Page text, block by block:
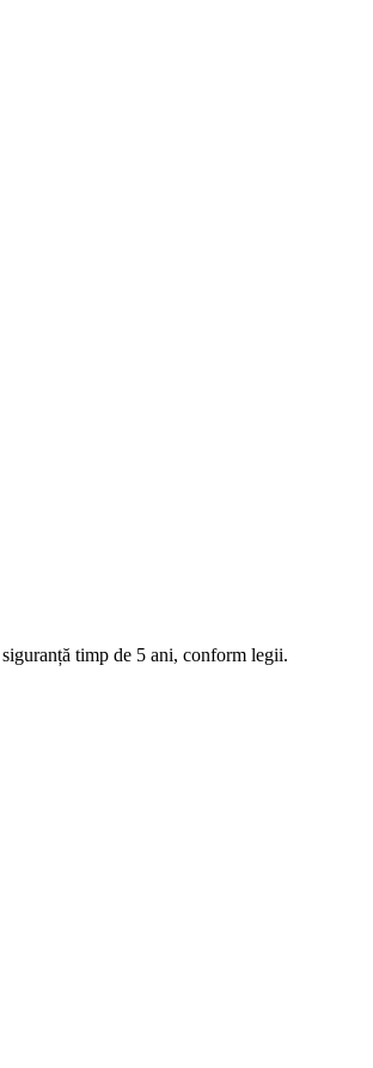
timp de 5 ani, conform legii.